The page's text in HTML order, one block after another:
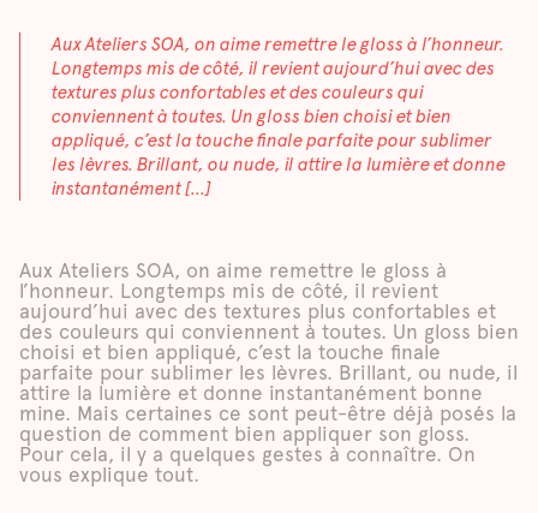
Aux Ateliers SOA, on aime remettre le gloss à l’honneur.
Longtemps mis de côté, il revient aujourd’hui avec des
textures plus confortables et des couleurs qui
conviennent à toutes. Un gloss bien choisi et bien
appliqué, c’est la touche finale parfaite pour sublimer
les lèvres. Brillant, ou nude, il attire la lumière et donne
instantanément […]
Aux Ateliers SOA, on aime remettre le gloss à
l’honneur. Longtemps mis de côté, il revient
aujourd’hui avec des textures plus confortables et
des couleurs qui conviennent à toutes. Un gloss bien
choisi et bien appliqué, c’est la touche finale
parfaite pour sublimer les lèvres. Brillant, ou nude, il
attire la lumière et donne instantanément bonne
mine. Mais certaines ce sont peut-être déjà posés la
question de comment bien appliquer son gloss.
Pour cela, il y a quelques gestes à connaître. On
vous explique tout.